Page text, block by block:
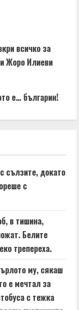
всичко за
Жоро Илиеви
е… българин!
сълзите, докато
с
в тишина,
Белите
трепереха.
му, сякаш
е мечтал за
с тежка